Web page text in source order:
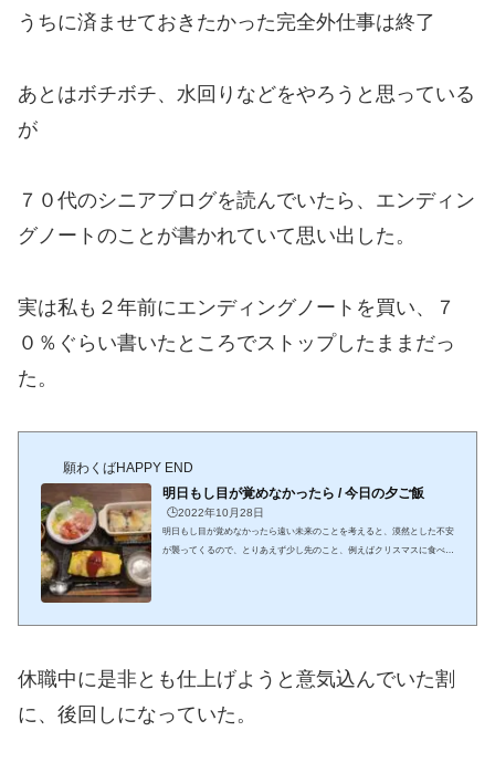
うちに済ませておきたかった完全外仕事は終了
あとはボチボチ、水回りなどをやろうと思っている
が
７０代のシニアブログを読んでいたら、エンディン
グノートのことが書かれていて思い出した。
実は私も２年前にエンディングノートを買い、７
０％ぐらい書いたところでストップしたままだっ
た。
願わくばHAPPY END
明日もし目が覚めなかったら / 今日の夕ご飯
🕒️2022年10月28日
明日もし目が覚めなかったら遠い未来のことを考えると、漠然とした不安
が襲ってくるので、とりあえず少し先のこと、例えばクリスマスに食べる
ったら ６０歳を過ぎた今夫や子供、孫と暮らしている普通の家庭人な
休職中に是非とも仕上げようと意気込んでいた割
に、後回しになっていた。